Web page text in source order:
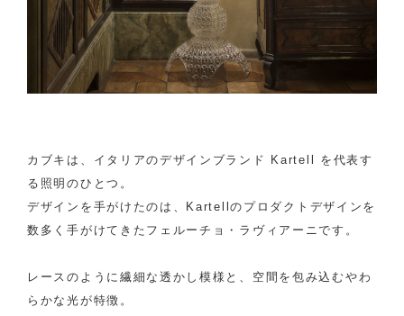
カブキは、イタリアのデザインブランド Kartell を代表す
る照明のひとつ。
デザインを手がけたのは、Kartellのプロダクトデザインを
数多く手がけてきたフェルーチョ・ラヴィアーニです。
レースのように繊細な透かし模様と、空間を包み込むやわ
らかな光が特徴。